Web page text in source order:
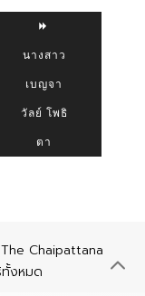
นางสาว
เบญจา
วัลย์ โพธิ
ตา
Chaipattana
งหมด